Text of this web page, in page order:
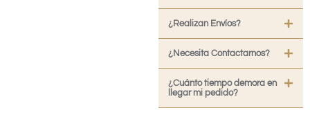
¿Realizan Envíos?
¿Necesita Contactarnos?
¿Cuánto tiempo demora en
llegar mi pedido?